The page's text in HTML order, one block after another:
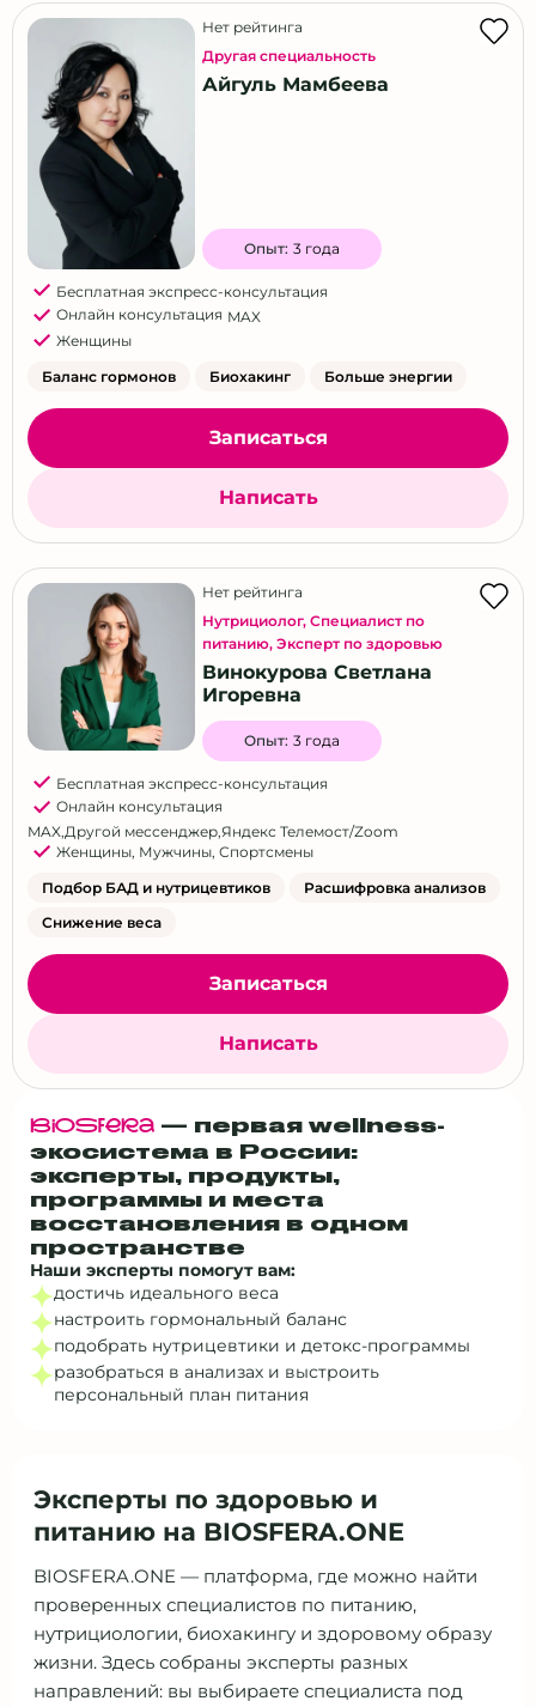
Нет рейтинга
Другая специальность
Айгуль Мамбеева
Опыт: 3 года
Бесплатная экспресс-консультация
Онлайн консультация MAX
Женщины
Баланс гормонов Биохакинг Больше энергии
Записаться
Написать
Нет рейтинга
Нутрициолог, Специалист по
питанию, Эксперт по здоровью
Винокурова Светлана
Игоревна
Опыт: 3 года
Бесплатная экспресс-консультация
Онлайн консультация
MAX,Другой мессенджер,Яндекс Телемост/Zoom
Женщины, Мужчины, Спортсмены
Подбор БАД и нутрицевтиков
Расшифровка анализов
Снижение веса
Записаться
Написать
BiOSfERa — первая wellness-
экосистема в России:
эксперты, продукты,
программы и места
восстановления в одном
пространстве
Наши эксперты помогут вам:
достичь идеального веса
настроить гормональный баланс
подобрать нутрицевтики и детокс‑программы
разобраться в анализах и выстроить
персональный план питания
Эксперты по здоровью и
питанию на BIOSFERA.ONE
BIOSFERA.ONE — платформа, где можно найти
проверенных специалистов по питанию,
нутрициологии, биохакингу и здоровому образу
жизни. Здесь собраны эксперты разных
направлений: вы выбираете специалиста под